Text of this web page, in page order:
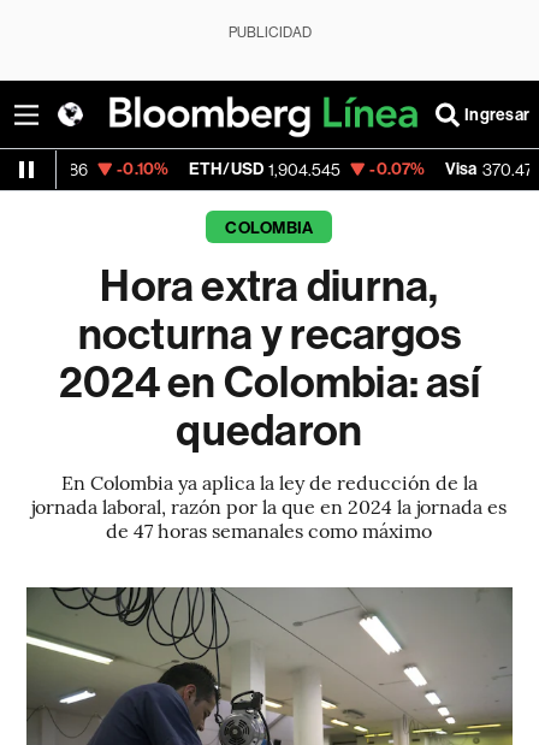
PUBLICIDAD
Ingresar
ETH/USD 1,904.545 -0.07% Visa 370.47 +0.52%
COLOMBIA
Hora extra diurna,
nocturna y recargos
2024 en Colombia: así
quedaron
En Colombia ya aplica la ley de reducción de la
jornada laboral, razón por la que en 2024 la jornada es
de 47 horas semanales como máximo